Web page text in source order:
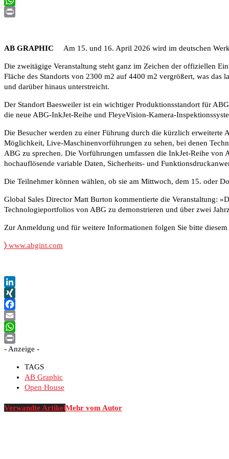
WhatsApp
AB GRAPHIC Am 15. und 16. April 2026 wird im deutschen
Die zweitägige Veranstaltung steht ganz im Zeichen der offiziellen
Fläche des Standorts von 2300 m2 auf 4400 m2 vergrößert, was
und darüber hinaus unterstreicht.
Der Standort Baesweiler ist ein wichtiger Produktionsstandort für
die neue ABG-InkJet-Reihe und FleyeVision-Kamera-
Die Besucher werden zu einer Führung durch die kürzlich erweiterte
Möglichkeit, Live-Maschinenvorführungen zu sehen, bei denen
ABG zu sprechen. Die Vorführungen umfassen die InkJet-Reihe
hochauflösende variable Daten, Sicherheits- und
Die Teilnehmer können wählen, ob sie am Mittwoch, dem 15. oder
Global Sales Director Matt Burton kommentierte die Veranstaltung:
Technologieportfolios von ABG zu demonstrieren und über zwei
Zur Anmeldung und für weitere Informationen folgen Sie bitte
〉 www.abgint.com
LinkedIn
XING
Facebook
Email
WhatsApp
Print
- Anzeige -
TAGS
AB Graphic
Open House
Verwandte ArtikelMehr vom Autor